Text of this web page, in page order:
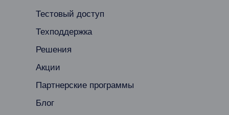
Тестовый доступ
Техподдержка
Решения
Акции
Партнерские программы
Блог